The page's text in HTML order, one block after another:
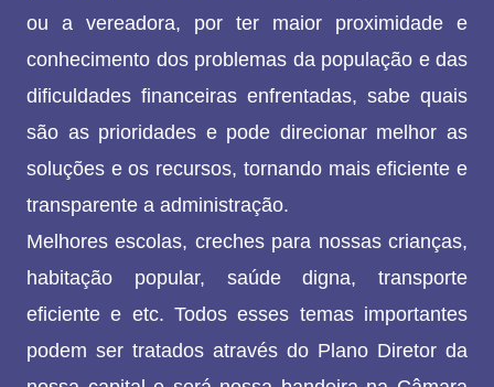
ou a vereadora, por ter maior proximidade e
conhecimento dos problemas da população e das
dificuldades financeiras enfrentadas, sabe quais
são as prioridades e pode direcionar melhor as
soluções e os recursos, tornando mais eficiente e
transparente a administração.
Melhores escolas, creches para nossas crianças,
habitação popular, saúde digna, transporte
eficiente e etc. Todos esses temas importantes
podem ser tratados através do Plano Diretor da